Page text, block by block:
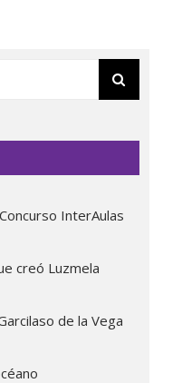
InterAulas
creó Luzmela
de la Vega